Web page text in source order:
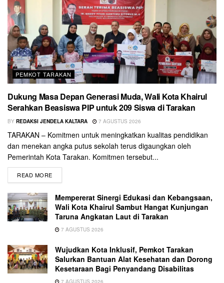
PEMKOT TARAKAN
Dukung Masa Depan Generasi Muda, Wali Kota Khairul
Serahkan Beasiswa PIP untuk 209 Siswa di Tarakan
BY REDAKSI JENDELA KALTARA 7 AGUSTUS 2026
TARAKAN – Komitmen untuk meningkatkan kualitas pendidikan
dan menekan angka putus sekolah terus digaungkan oleh
Pemerintah Kota Tarakan. Komitmen tersebut...
READ MORE
Mempererat Sinergi Edukasi dan Kebangsaan,
Wali Kota Khairul Sambut Hangat Kunjungan
Taruna Angkatan Laut di Tarakan
7 AGUSTUS 2026
Wujudkan Kota Inklusif, Pemkot Tarakan
Salurkan Bantuan Alat Kesehatan dan Dorong
Kesetaraan Bagi Penyandang Disabilitas
7 AGUSTUS 2026